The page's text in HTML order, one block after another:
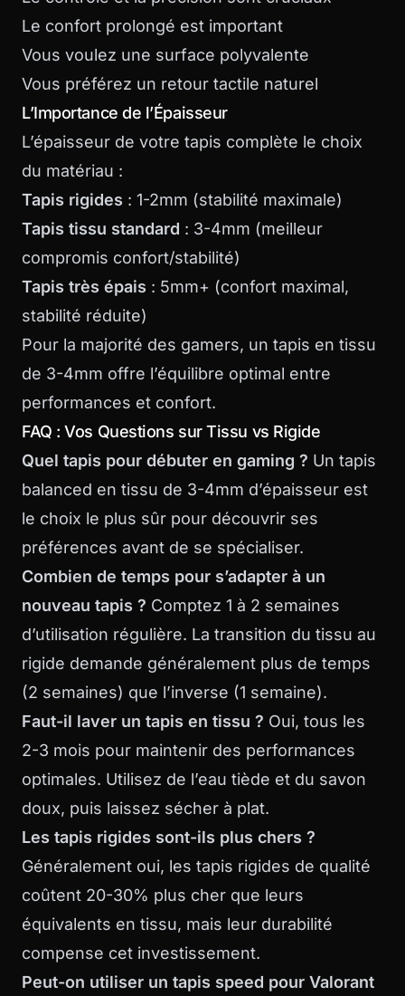
Le confort prolongé est important
Vous voulez une surface polyvalente
Vous préférez un retour tactile naturel
L’Importance de l’Épaisseur
L’épaisseur de votre tapis complète le choix
du matériau :
Tapis rigides : 1-2mm (stabilité maximale)
Tapis tissu standard : 3-4mm (meilleur
compromis confort/stabilité)
Tapis très épais : 5mm+ (confort maximal,
stabilité réduite)
Pour la majorité des gamers, un tapis en tissu
de 3-4mm offre l’équilibre optimal entre
performances et confort.
FAQ : Vos Questions sur Tissu vs Rigide
Quel tapis pour débuter en gaming ? Un tapis
balanced en tissu de 3-4mm d’épaisseur est
le choix le plus sûr pour découvrir ses
préférences avant de se spécialiser.
Combien de temps pour s’adapter à un
nouveau tapis ? Comptez 1 à 2 semaines
d’utilisation régulière. La transition du tissu au
rigide demande généralement plus de temps
(2 semaines) que l’inverse (1 semaine).
Faut-il laver un tapis en tissu ? Oui, tous les
2-3 mois pour maintenir des performances
optimales. Utilisez de l’eau tiède et du savon
doux, puis laissez sécher à plat.
Les tapis rigides sont-ils plus chers ?
Généralement oui, les tapis rigides de qualité
coûtent 20-30% plus cher que leurs
équivalents en tissu, mais leur durabilité
compense cet investissement.
Peut-on utiliser un tapis speed pour Valorant